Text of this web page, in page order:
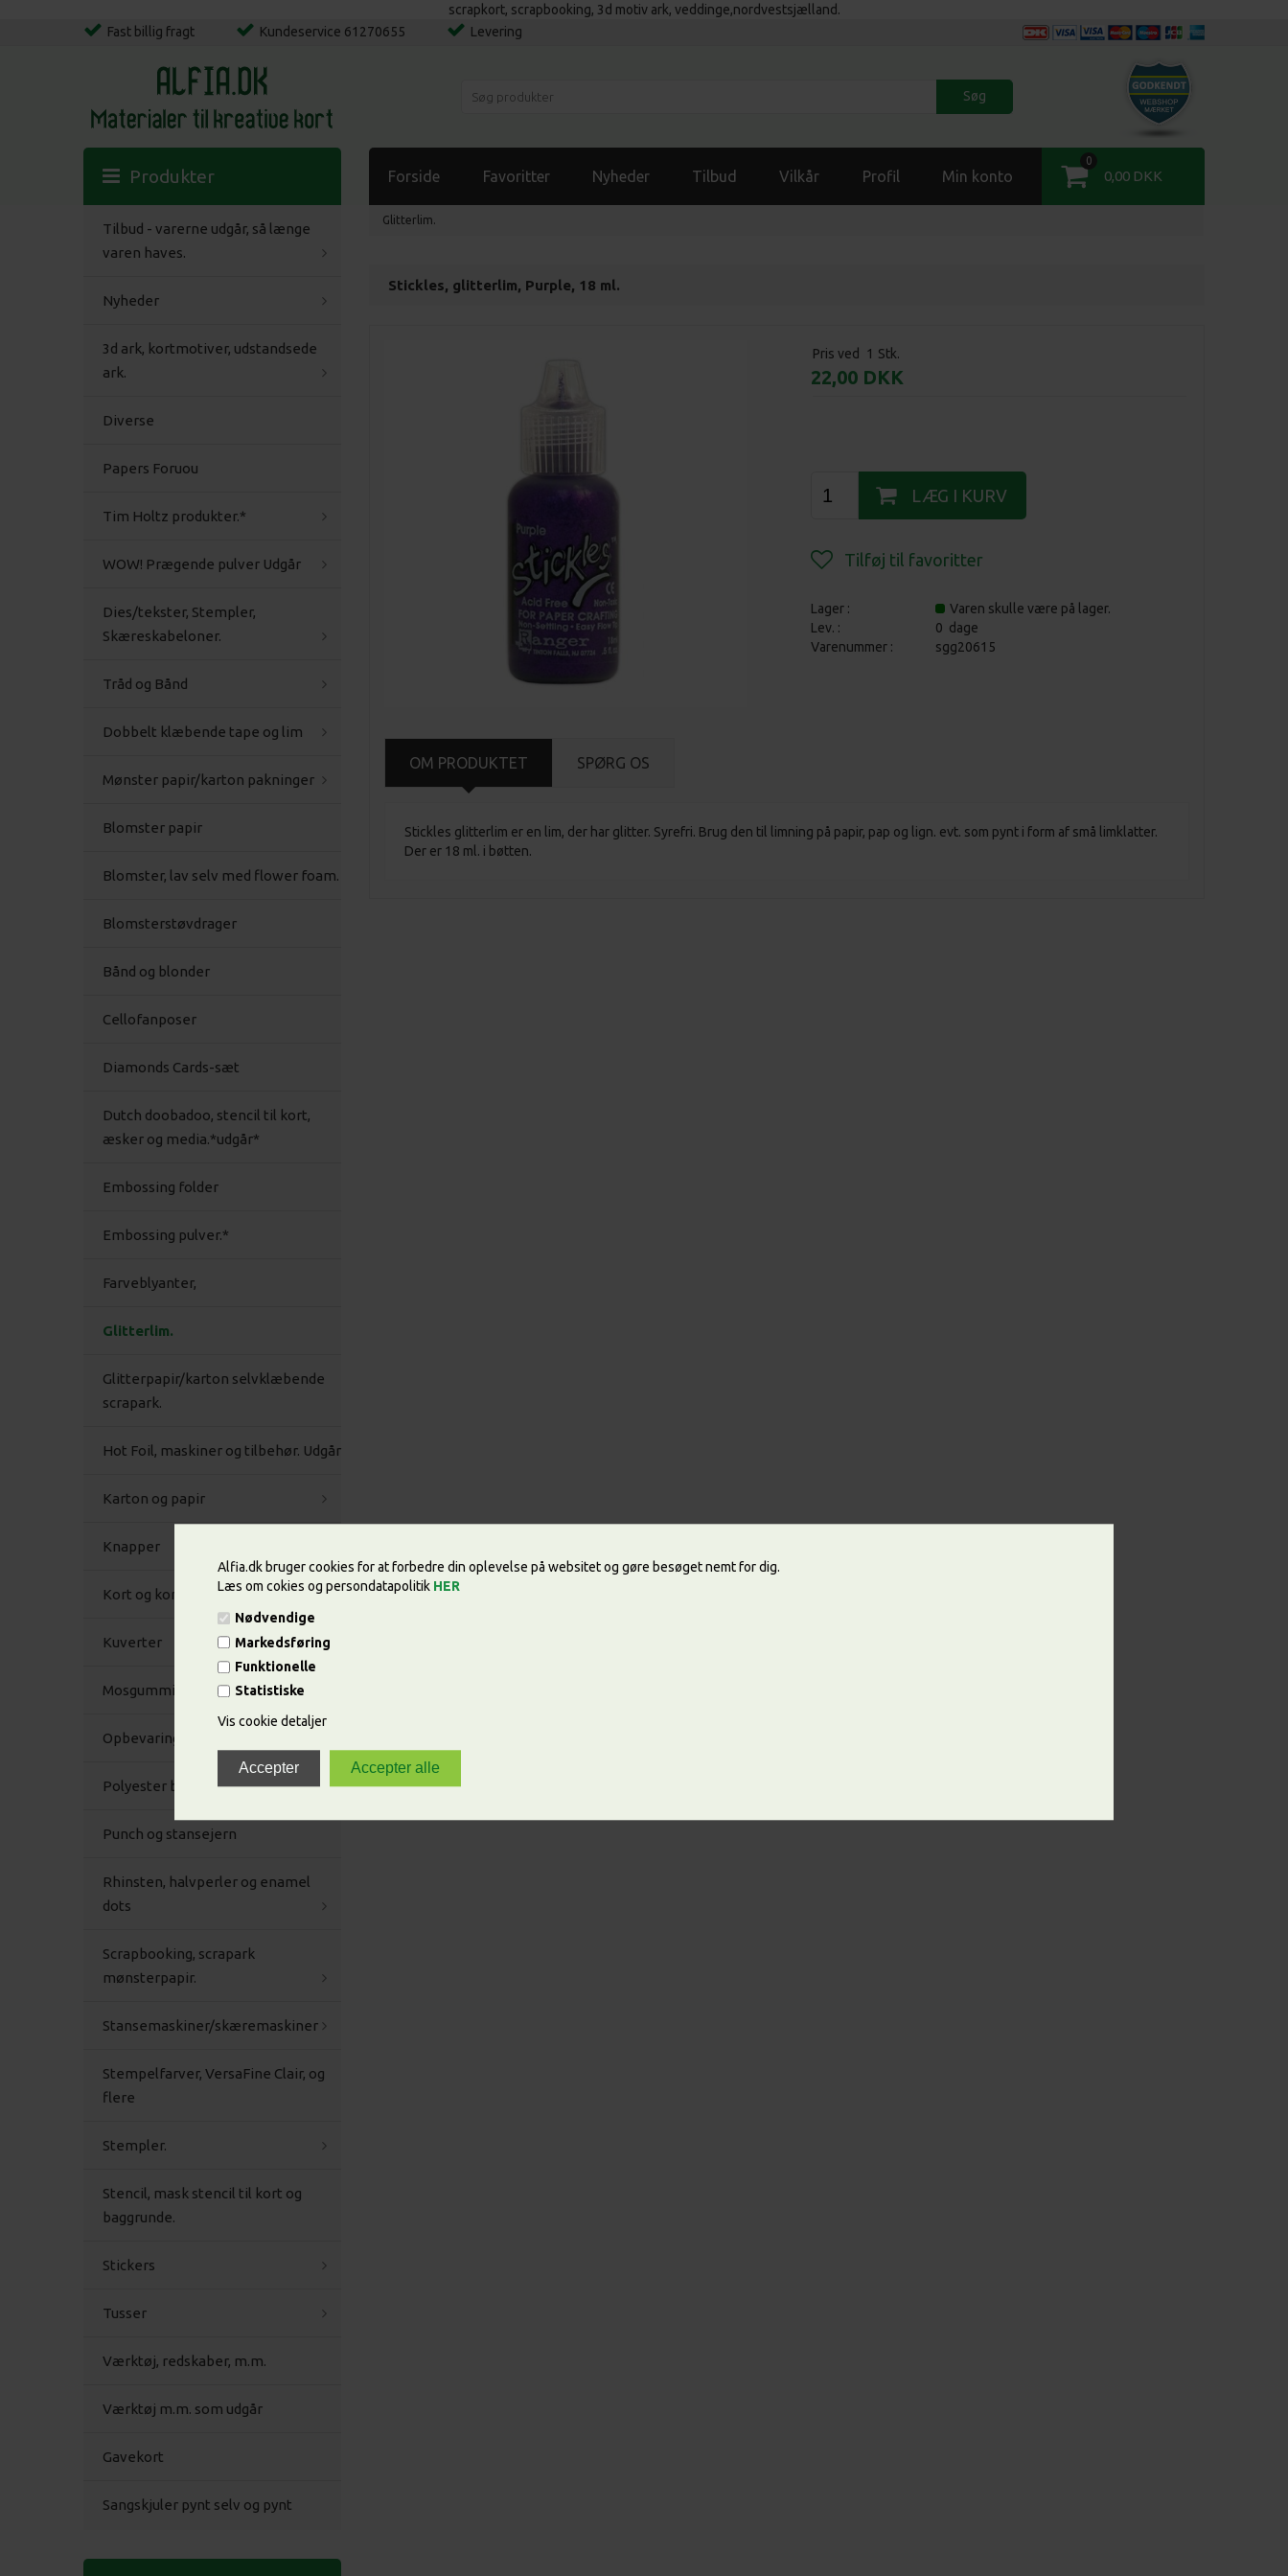
scrapkort, scrapbooking, 3d motiv ark, veddinge,nordvestsjælland.
Alfia.dk bruger cookies for at forbedre din oplevelse på websitet og gøre besøget nemt for dig.
Læs om cokies og persondatapolitik HER
Nødvendige
Markedsføring
Funktionelle
Statistiske
Vis cookie detaljer
Fast billig fragt Kundeservice 61270655 Levering
0,00 DKK
0
Søg
Produkter
Tilbud - varerne udgår, så længe
varen haves.
Nyheder
3d ark, kortmotiver, udstandsede
ark.
Diverse
Papers Foruou
Tim Holtz produkter.*
WOW! Prægende pulver Udgår
Dies/tekster, Stempler,
Skæreskabeloner.
Tråd og Bånd
Dobbelt klæbende tape og lim
Mønster papir/karton pakninger
Blomster papir
Blomster, lav selv med flower foam.
Blomsterstøvdrager
Bånd og blonder
Cellofanposer
Diamonds Cards-sæt
Dutch doobadoo, stencil til kort,
æsker og media.*udgår*
Embossing folder
Embossing pulver.*
Farveblyanter,
Glitterlim.
Glitterpapir/karton selvklæbende
scrapark.
Hot Foil, maskiner og tilbehør. Udgår
Karton og papir
Knapper
Kort og kortpakninger
Kuverter
Mosgummi
Opbevaring
Polyester bånd
Punch og stansejern
Rhinsten, halvperler og enamel
dots
Scrapbooking, scrapark
mønsterpapir.
Stansemaskiner/skæremaskiner
Stempelfarver, VersaFine Clair, og
flere
Stempler.
Stencil, mask stencil til kort og
baggrunde.
Stickers
Tusser
Værktøj, redskaber, m.m.
Værktøj m.m. som udgår
Gavekort
Sangskjuler pynt selv og pynt
Forside Favoritter Nyheder Tilbud Vilkår Profil Min konto
Glitterlim.
Stickles, glitterlim, Purple, 18 ml.
Pris ved 1 Stk.
22,00 DKK
Lager :
Varen skulle være på lager.
Lev. :
0 dage
Varenummer :
sgg20615
OM PRODUKTET SPØRG OS
Stickles glitterlim er en lim, der har glitter. Syrefri. Brug den til limning på papir, pap og lign. evt. som pynt i form af små limklatter.
Der er 18 ml. i bøtten.